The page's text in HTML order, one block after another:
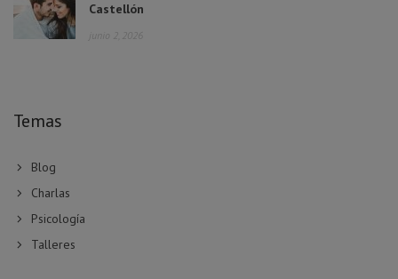
Castellón
junio 2, 2026
Temas
Blog
Charlas
Psicología
Talleres